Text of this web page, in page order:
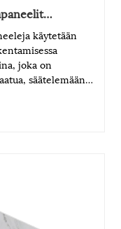
käytetään
joka on
säätelemään
t......